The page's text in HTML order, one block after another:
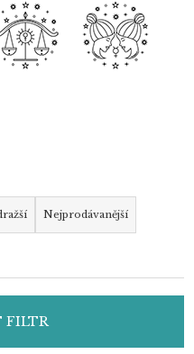
Nejprodávanější
FILTR